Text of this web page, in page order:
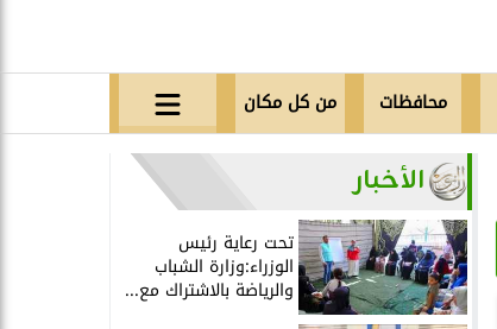
محافظات من كل مكان
الأخبار
تحت رعاية رئيس
الوزراء:وزارة الشباب
والرياضة بالاشتراك مع...